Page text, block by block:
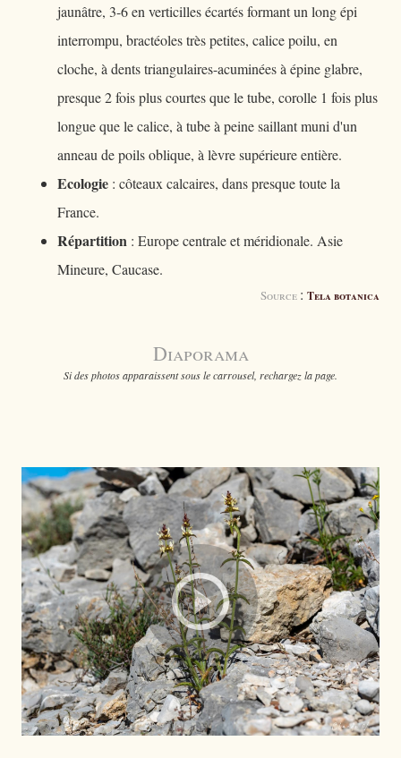
jaunâtre, 3-6 en verticilles écartés formant un long épi
interrompu, bractéoles très petites, calice poilu, en
cloche, à dents triangulaires-acuminées à épine glabre,
presque 2 fois plus courtes que le tube, corolle 1 fois plus
longue que le calice, à tube à peine saillant muni d'un
anneau de poils oblique, à lèvre supérieure entière.
Ecologie : côteaux calcaires, dans presque toute la
France.
Répartition : Europe centrale et méridionale. Asie
Mineure, Caucase.
Source : Tela botanica
Diaporama
Si des photos apparaissent sous le carrousel, rechargez la page.